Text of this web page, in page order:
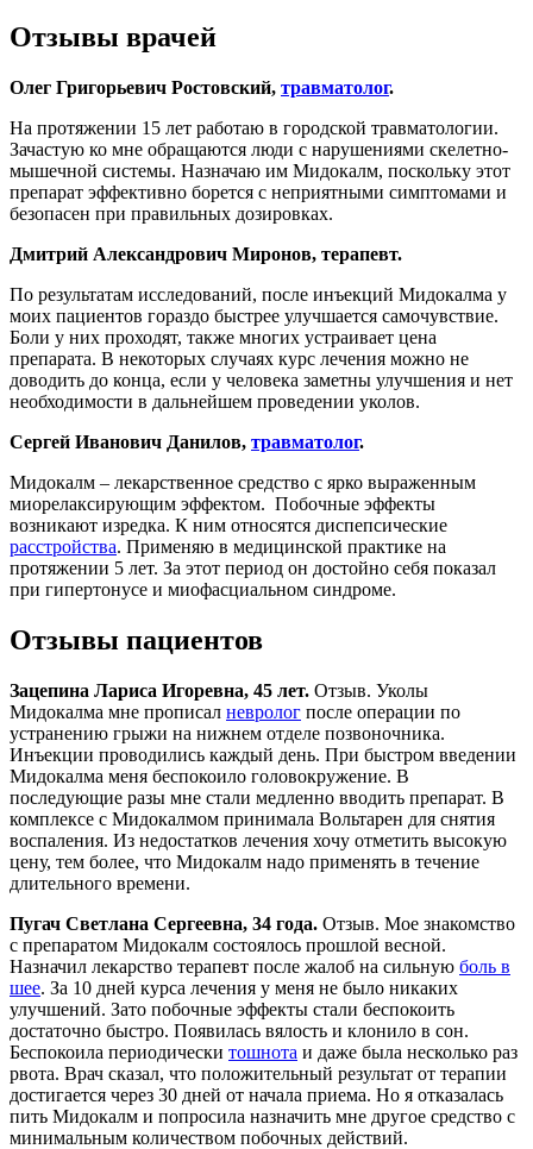
Отзывы врачей
Олег Григорьевич Ростовский, травматолог.
На протяжении 15 лет работаю в городской травматологии.
Зачастую ко мне обращаются люди с нарушениями скелетно-
мышечной системы. Назначаю им Мидокалм, поскольку этот
препарат эффективно борется с неприятными симптомами и
безопасен при правильных дозировках.
Дмитрий Александрович Миронов, терапевт.
По результатам исследований, после инъекций Мидокалма у
моих пациентов гораздо быстрее улучшается самочувствие.
Боли у них проходят, также многих устраивает цена
препарата. В некоторых случаях курс лечения можно не
доводить до конца, если у человека заметны улучшения и нет
необходимости в дальнейшем проведении уколов.
Сергей Иванович Данилов, травматолог.
Мидокалм – лекарственное средство с ярко выраженным
миорелаксирующим эффектом. Побочные эффекты
возникают изредка. К ним относятся диспепсические
расстройства. Применяю в медицинской практике на
протяжении 5 лет. За этот период он достойно себя показал
при гипертонусе и миофасциальном синдроме.
Отзывы пациентов
Зацепина Лариса Игоревна, 45 лет. Отзыв. Уколы
Мидокалма мне прописал невролог после операции по
устранению грыжи на нижнем отделе позвоночника.
Инъекции проводились каждый день. При быстром введении
Мидокалма меня беспокоило головокружение. В
последующие разы мне стали медленно вводить препарат. В
комплексе с Мидокалмом принимала Вольтарен для снятия
воспаления. Из недостатков лечения хочу отметить высокую
цену, тем более, что Мидокалм надо применять в течение
длительного времени.
Пугач Светлана Сергеевна, 34 года. Отзыв. Мое знакомство
с препаратом Мидокалм состоялось прошлой весной.
Назначил лекарство терапевт после жалоб на сильную боль в
шее. За 10 дней курса лечения у меня не было никаких
улучшений. Зато побочные эффекты стали беспокоить
достаточно быстро. Появилась вялость и клонило в сон.
Беспокоила периодически тошнота и даже была несколько раз
рвота. Врач сказал, что положительный результат от терапии
достигается через 30 дней от начала приема. Но я отказалась
пить Мидокалм и попросила назначить мне другое средство с
минимальным количеством побочных действий.